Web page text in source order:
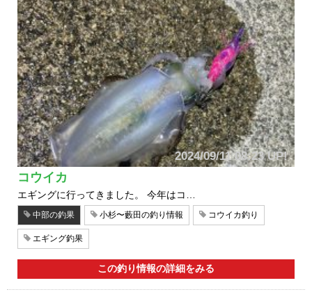
2024/09/11 08:23 UP!
コウイカ
エギングに行ってきました。 今年はコ…
中部の釣果 小杉〜藪田の釣り情報 コウイカ釣り
エギング釣果
この釣り情報の詳細をみる